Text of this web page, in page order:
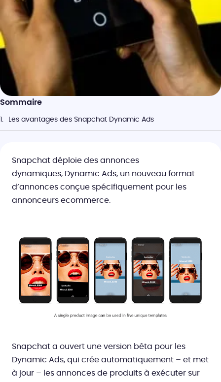
Sommaire
Les avantages des Snapchat Dynamic Ads
Snapchat déploie des annonces
dynamiques, Dynamic Ads, un nouveau format
d’annonces conçue spécifiquement pour les
annonceurs ecommerce.
Snapchat a ouvert une version bêta pour les
Dynamic Ads, qui crée automatiquement – et met
à jour – les annonces de produits à exécuter sur